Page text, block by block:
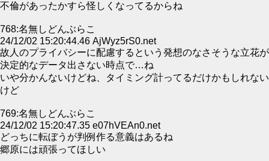
不倫があったかすら怪しくなってるからね
768:名無しどんぶらこ
24/12/02 15:20:44.46 AjWyz5rS0.net
故人のプライバシーに配慮するという発想のなさそうな立花が
決定的なデータ出さない時点で…ね
いや分かんないけどね、タイミング計ってるだけかもしれない
けど
769:名無しどんぶらこ
24/12/02 15:20:47.35 e07hVEAn0.net
どっちに転ぼうが判例作る意義はあるね
郷原には頑張ってほしい